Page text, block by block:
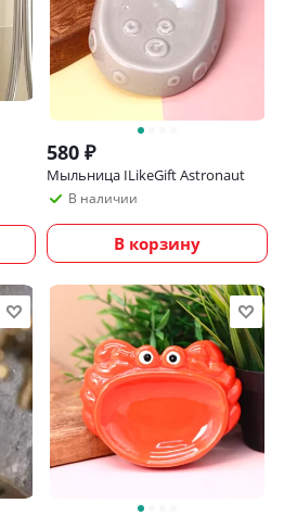
580 ₽
Мыльница ILikeGift Astronaut
В наличии
В корзину